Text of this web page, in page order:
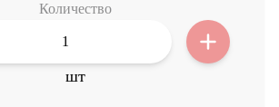
Количество
шт